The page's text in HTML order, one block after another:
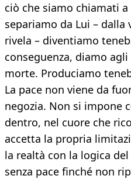
ciò che siamo chiamati a
separiamo da Lui – dalla
rivela – diventiamo
conseguenza, diamo
morte. Produciamo
La pace non viene da
negozia. Non si impone
dentro, nel cuore che
accetta la propria
la realtà con la logica
senza pace finché non